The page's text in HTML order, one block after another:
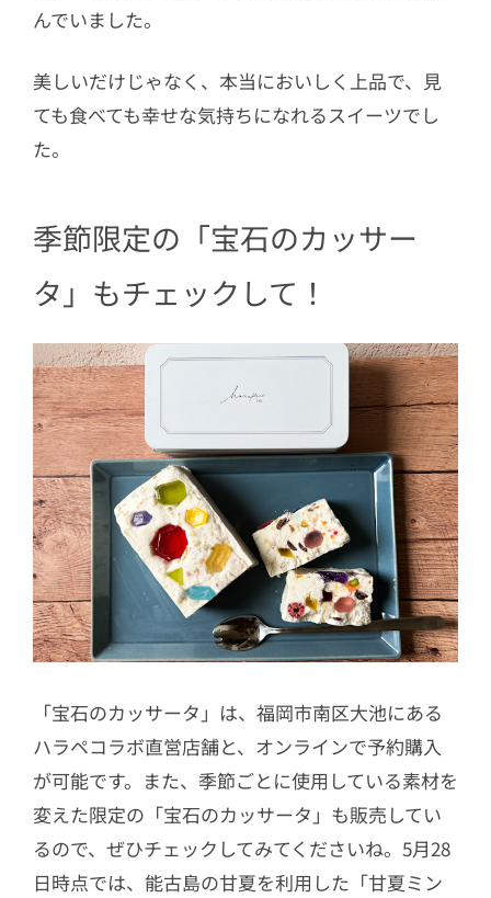
んでいました。
美しいだけじゃなく、本当においしく上品で、見
ても食べても幸せな気持ちになれるスイーツでし
た。
季節限定の「宝石のカッサー
タ」もチェックして！
「宝石のカッサータ」は、福岡市南区大池にある
ハラペコラボ直営店舗と、オンラインで予約購入
が可能です。また、季節ごとに使用している素材を
変えた限定の「宝石のカッサータ」も販売してい
るので、ぜひチェックしてみてくださいね。5月28
日時点では、能古島の甘夏を利用した「甘夏ミン